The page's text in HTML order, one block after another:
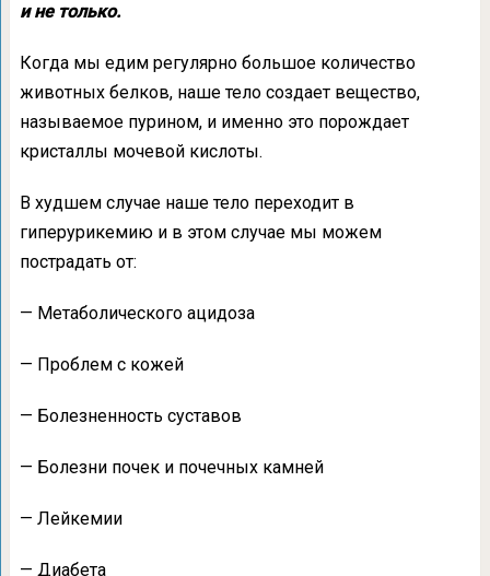
и не только.
Когда мы едим регулярно большое количество
животных белков, наше тело создает вещество,
называемое пурином, и именно это порождает
кристаллы мочевой кислоты.
В худшем случае наше тело переходит в
гиперурикемию и в этом случае мы можем
пострадать от:
— Метаболического ацидоза
— Проблем с кожей
— Болезненность суставов
— Болезни почек и почечных камней
— Лейкемии
— Диабета